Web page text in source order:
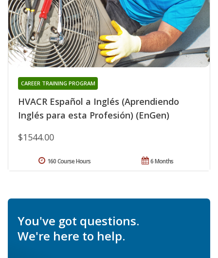
HVACR Español a Inglés (Aprendiendo
Inglés para esta Profesión) (EnGen)
CAREER TRAINING PROGRAM
$1544.00
6 Months
160 Course Hours
You've got questions.
We're here to help.